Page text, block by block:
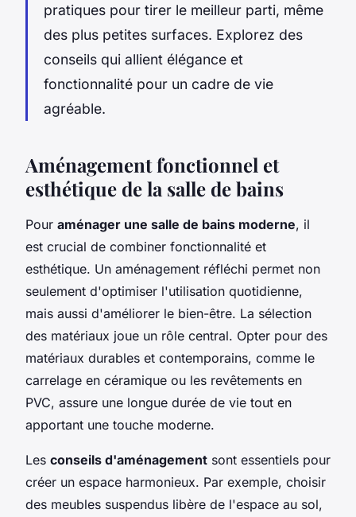
pratiques pour tirer le meilleur parti, même
des plus petites surfaces. Explorez des
conseils qui allient élégance et
fonctionnalité pour un cadre de vie
agréable.
Aménagement fonctionnel et
esthétique de la salle de bains
Pour aménager une salle de bains moderne, il
est crucial de combiner fonctionnalité et
esthétique. Un aménagement réfléchi permet non
seulement d'optimiser l'utilisation quotidienne,
mais aussi d'améliorer le bien-être. La sélection
des matériaux joue un rôle central. Opter pour des
matériaux durables et contemporains, comme le
carrelage en céramique ou les revêtements en
PVC, assure une longue durée de vie tout en
apportant une touche moderne.
Les conseils d'aménagement sont essentiels pour
créer un espace harmonieux. Par exemple, choisir
des meubles suspendus libère de l'espace au sol,